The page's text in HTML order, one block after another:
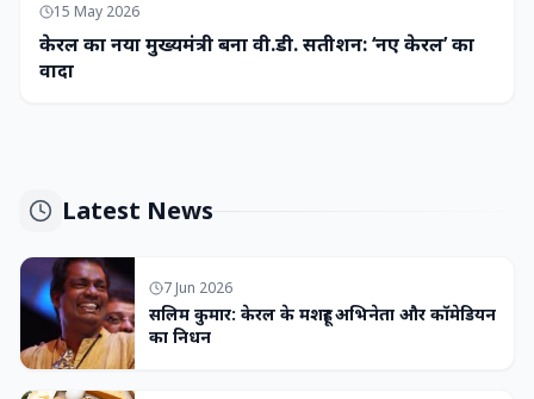
15 May 2026
केरल का नया मुख्यमंत्री बना वी.डी. सतीशन: ‘नए केरल’ का
वादा
Latest News
7 Jun 2026
सलिम कुमार: केरल के मशहूर अभिनेता और कॉमेडियन
का निधन